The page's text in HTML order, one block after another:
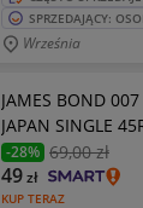
SPRZEDAJĄCY:
Września
JAMES BOND
JAPAN SINGLE
-28% 69,00 zł
KUP TERAZ
49zł